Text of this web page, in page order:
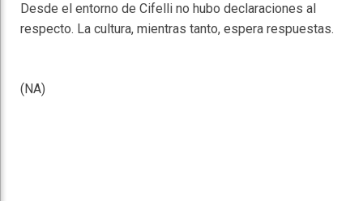
Desde el entorno de Cifelli no hubo declaraciones al
respecto. La cultura, mientras tanto, espera respuestas.
(NA)